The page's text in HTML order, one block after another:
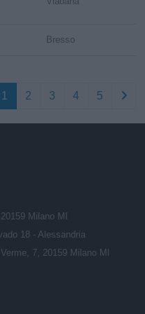
Bresso
1 2 3 4 5
Milano MI
18 - Alessandria
7, 20159 Milano MI